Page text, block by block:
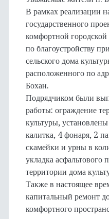
В рамках реализации
государственного
комфортной
по благоустройству
сельского дома
расположенного по
Бохан.
Подрядчиком были
работы: ограждение
культуры,
калитка, 4 фонаря, 2
скамейки и урны в
укладка
территории дома
Также в настоящее
капитальный ремонт
комфортного